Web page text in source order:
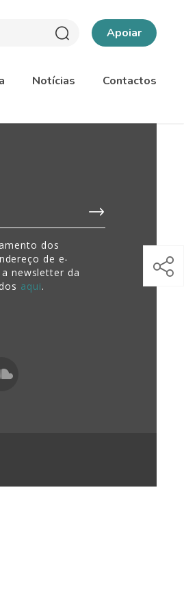
Apoiar
Notícias Contactos
dos
de e-
newsletter da
aqui.